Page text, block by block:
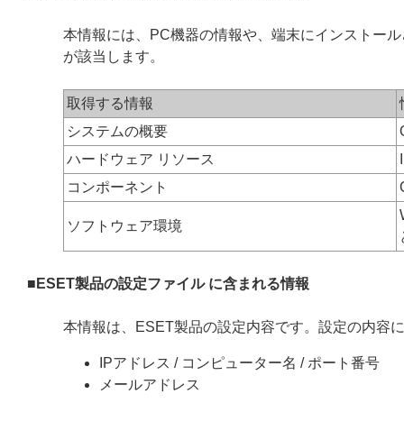
本情報には、PC機器の情報や、端末にインストー
が該当します。
取得する情報
システムの概要
ハードウェア リソース
コンポーネント
ソフトウェア環境
■ESET製品の設定ファイル に含まれる情報
本情報は、ESET製品の設定内容です。設定の内容
IPアドレス / コンピューター名 / ポート番号
メールアドレス